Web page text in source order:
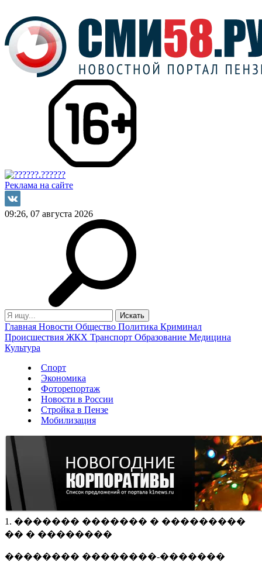
Реклама на сайте
09:26, 07 августа 2026
Главная Новости Общество Политика Криминал
Происшествия ЖКХ Транспорт Образование Медицина
Культура
Спорт
Экономика
Фоторепортаж
Новости в России
Стройка в Пензе
Мобилизация
1. ������� ������� � ���������
�� � ��������
�������� ��������-�������